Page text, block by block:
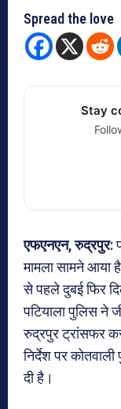
Spread the love
Stay
एफएनएन, रुद्रपुर:
मामला सामने आया
से पहले दुबई फिर
पटियाला पुलिस ने
रुद्रपुर ट्रांसफर
निर्देश पर
दी है।